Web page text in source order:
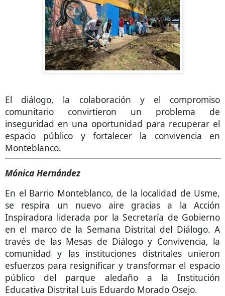
El diálogo, la colaboración y el compromiso
comunitario convirtieron un problema de
inseguridad en una oportunidad para recuperar el
espacio público y fortalecer la convivencia en
Monteblanco.
Mónica Hernández
En el Barrio Monteblanco, de la localidad de Usme,
se respira un nuevo aire gracias a la Acción
Inspiradora liderada por la Secretaría de Gobierno
en el marco de la Semana Distrital del Diálogo. A
través de las Mesas de Diálogo y Convivencia, la
comunidad y las instituciones distritales unieron
esfuerzos para resignificar y transformar el espacio
público del parque aledaño a la Institución
Educativa Distrital Luis Eduardo Morado Osejo.